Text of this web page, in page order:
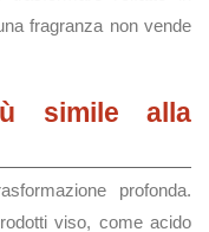
fragranza non vende
simile alla
profonda.
viso, come acido